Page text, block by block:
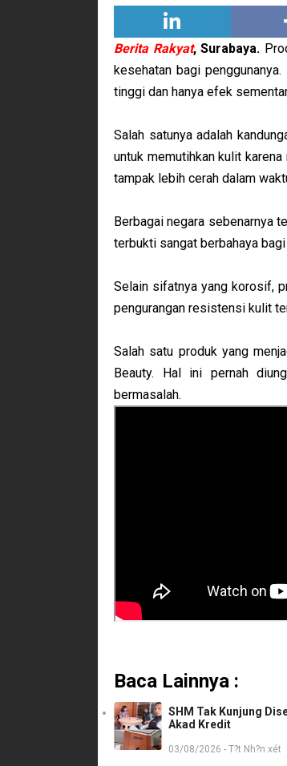
Berita Rakyat, Surabaya.
kesehatan bagi
tinggi dan hanya efek
Salah satunya adalah
untuk memutihkan kulit
tampak lebih cerah dalam
Berbagai negara sebenarnya
terbukti sangat berbahaya
Selain sifatnya yang korosif,
pengurangan resistensi kulit
Salah satu produk yang
Beauty. Hal ini pernah
bermasalah.
Baca Lainnya :
SHM Tak Kunjung
Akad Kredit
03/08/2026 - T?t Nh?n xét